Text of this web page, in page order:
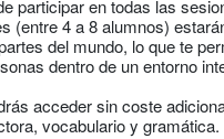
participar en todas las
(entre 4 a 8 alumnos)
del mundo, lo que te
dentro de un entorno
acceder sin coste
vocabulario y gramática.